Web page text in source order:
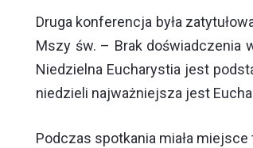
Druga konferencja była
Mszy św. – Brak doświadczenia
Niedzielna Eucharystia jest
niedzieli najważniejsza jest
Podczas spotkania miała